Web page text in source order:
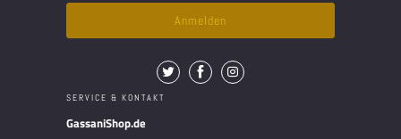
SERVICE & KONTAKT
GassaniShop.de